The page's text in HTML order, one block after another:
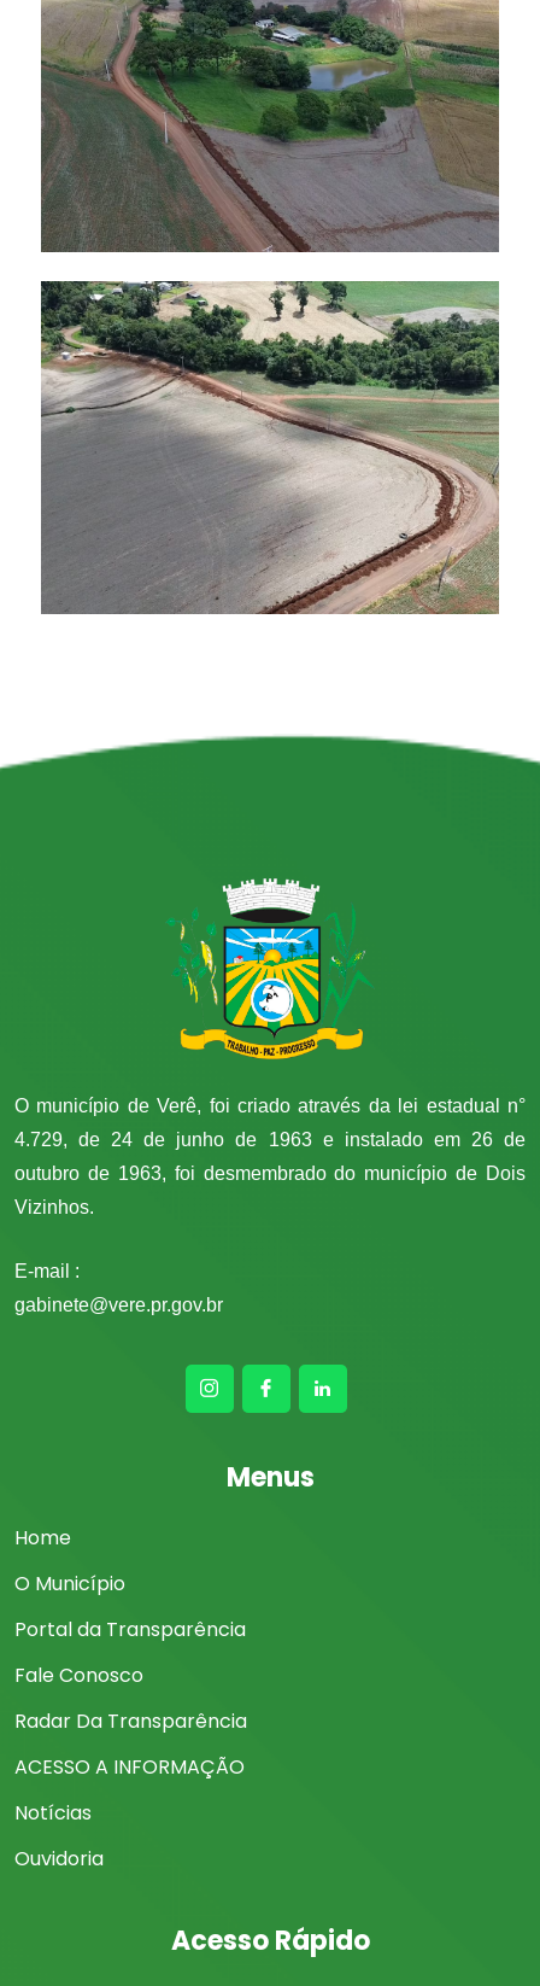
O município de Verê, foi criado através da lei estadual n°
4.729, de 24 de junho de 1963 e instalado em 26 de
outubro de 1963, foi desmembrado do município de Dois
Vizinhos.
E-mail :
gabinete@vere.pr.gov.br
Menus
Home
O Município
Portal da Transparência
Fale Conosco
Radar Da Transparência
ACESSO A INFORMAÇÃO
Notícias
Ouvidoria
Acesso Rápido